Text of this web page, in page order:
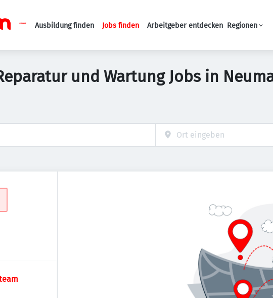
Haupt-Navigation
Ausbildung finden Jobs finden Arbeitgeber entdecken Regionen
und Wartung Jobs in